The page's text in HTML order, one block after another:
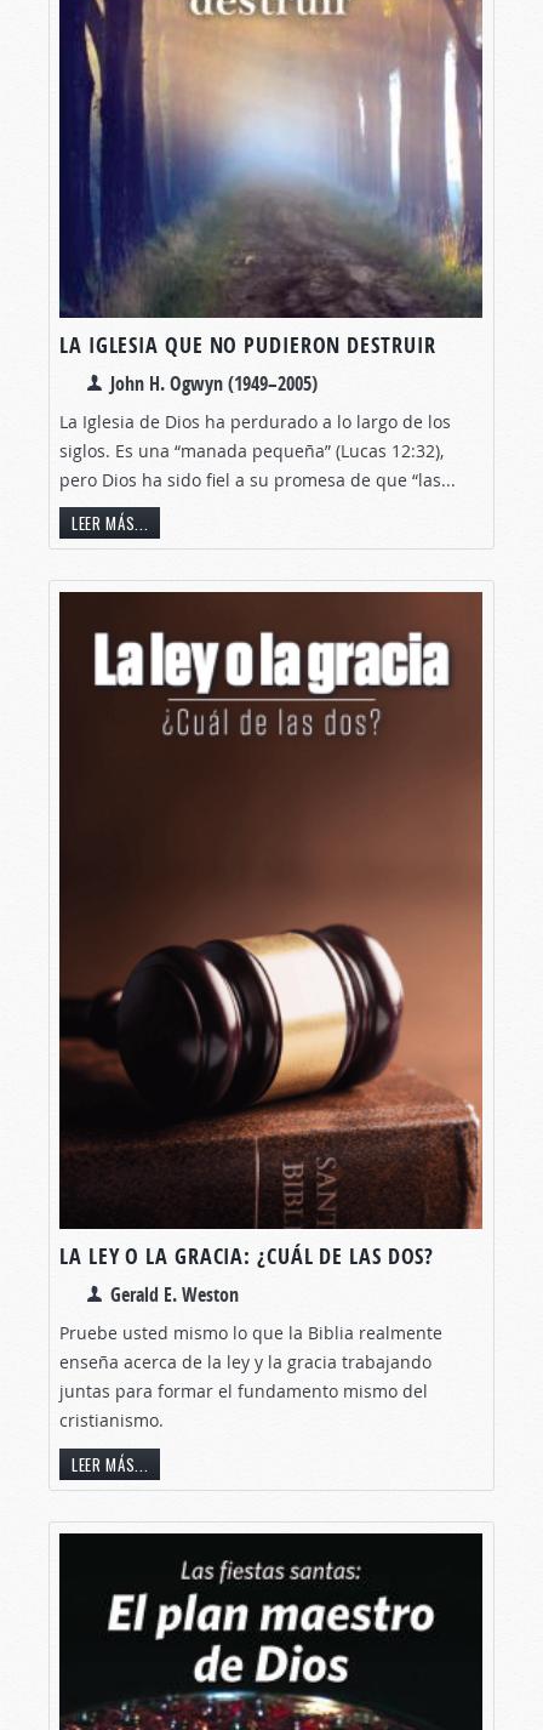
LA IGLESIA QUE NO PUDIERON DESTRUIR
John H. Ogwyn (1949–2005)
La Iglesia de Dios ha perdurado a lo largo de los
siglos. Es una “manada pequeña” (Lucas 12:32),
pero Dios ha sido fiel a su promesa de que “las...
LEER MÁS...
LA LEY O LA GRACIA: ¿CUÁL DE LAS DOS?
Gerald E. Weston
Pruebe usted mismo lo que la Biblia realmente
enseña acerca de la ley y la gracia trabajando
juntas para formar el fundamento mismo del
cristianismo.
LEER MÁS...